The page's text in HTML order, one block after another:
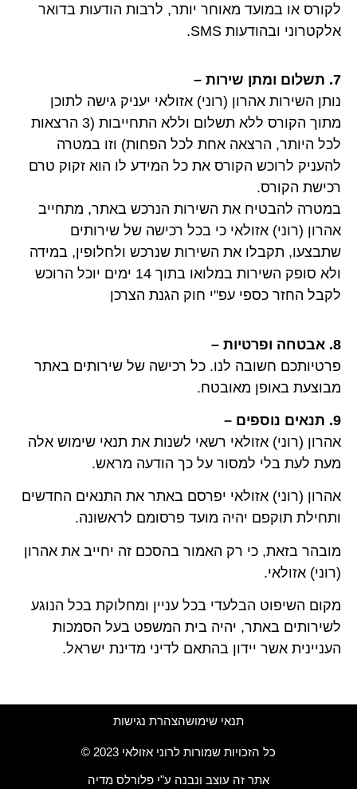
לקורס או במועד מאוחר יותר, לרבות הודעות בדואר
אלקטרוני ובהודעות SMS.
7. תשלום ומתן שירות –
נותן השירות אהרון (רוני) אזולאי יעניק גישה לתוכן
מתוך הקורס ללא תשלום וללא התחייבות (3 הרצאות
לכל היותר, הרצאה אחת לכל הפחות) וזו במטרה
להעניק לרוכש הקורס את כל המידע לו הוא זקוק טרם
רכישת הקורס.
במטרה להבטיח את השירות הנרכש באתר, מתחייב
אהרון (רוני) אזולאי כי בכל רכישה של שירותים
שתבצעו, תקבלו את השירות שנרכש ולחלופין, במידה
ולא סופק השירות במלואו בתוך 14 ימים יוכל הרוכש
לקבל החזר כספי עפ"י חוק הגנת הצרכן
8. אבטחה ופרטיות –
פרטיותכם חשובה לנו. כל רכישה של שירותים באתר
מבוצעת באופן מאובטח.
9. תנאים נוספים –
אהרון (רוני) אזולאי רשאי לשנות את תנאי שימוש אלה
מעת לעת בלי למסור על כך הודעה מראש.
אהרון (רוני) אזולאי יפרסם באתר את התנאים החדשים
ותחילת תוקפם יהיה מועד פרסומם לראשונה.
מובהר בזאת, כי רק האמור בהסכם זה יחייב את אהרון
(רוני) אזולאי.
מקום השיפוט הבלעדי בכל עניין ומחלוקת בכל הנוגע
לשירותים באתר, יהיה בית המשפט בעל הסמכות
העניינית אשר יידון בהתאם לדיני מדינת ישראל.
תנאי שימושהצהרת נגישות
כל הזכויות שמורות לרוני אזולאי 2023 ©
אתר זה עוצב ונבנה ע"י פלורלס מדיה